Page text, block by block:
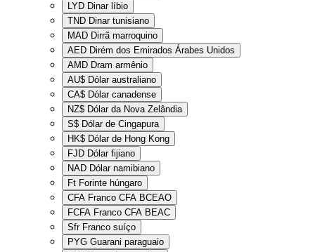
LYD Dinar líbio
TND Dinar tunisiano
MAD Dirrã marroquino
AED Dirém dos Emirados Árabes Unidos
AMD Dram armênio
AU$ Dólar australiano
CA$ Dólar canadense
NZ$ Dólar da Nova Zelândia
S$ Dólar de Cingapura
HK$ Dólar de Hong Kong
FJD Dólar fijiano
NAD Dólar namibiano
Ft Forinte húngaro
CFA Franco CFA BCEAO
FCFA Franco CFA BEAC
Sfr Franco suíço
PYG Guarani paraguaio